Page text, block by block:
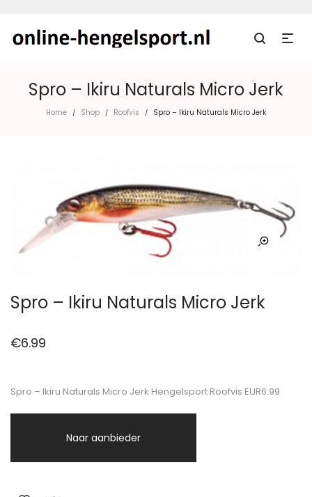
Spro – Ikiru Naturals Micro Jerk
Home / Shop / Roofvis / Spro – Ikiru Naturals Micro Jerk
Spro – Ikiru Naturals Micro Jerk
€6.99
Spro – Ikiru Naturals Micro Jerk Hengelsport Roofvis EUR6.99
Naar aanbieder